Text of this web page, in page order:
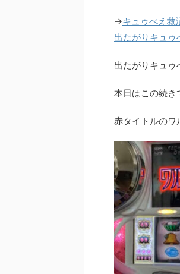
→キュゥべえ救
出たがりキュゥ
出たがりキュゥ
本日はこの続き
赤タイトルのワ